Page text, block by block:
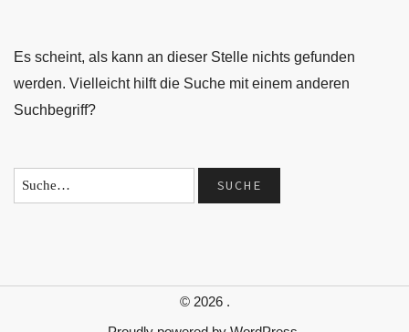
Es scheint, als kann an dieser Stelle nichts gefunden
werden. Vielleicht hilft die Suche mit einem anderen
Suchbegriff?
© 2026 .